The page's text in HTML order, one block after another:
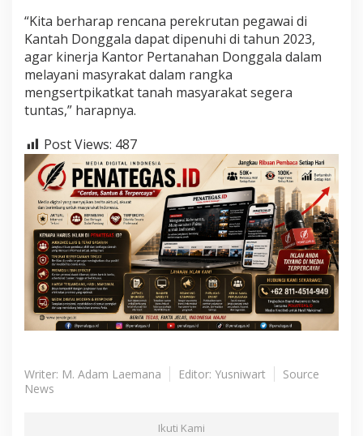
“Kita berharap rencana perekrutan pegawai di
Kantah Donggala dapat dipenuhi di tahun 2023,
agar kinerja Kantor Pertanahan Donggala dalam
melayani masyrakat dalam rangka
mengsertpikatkat tanah masyarakat segera
tuntas,” harapnya.
Post Views: 487
Writer: M. Adam Laemana Editor: Yusniwart
Source
News
Ikuti Kami